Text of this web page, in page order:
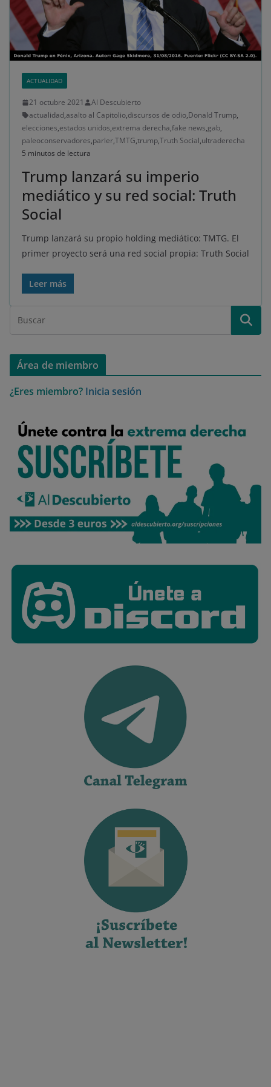
ACTUALIDAD
21 octubre 2021
Al Descubierto
actualidad,asalto al Capitolio,discursos de odio,Donald Trump,
elecciones,estados unidos,extrema derecha,fake news,gab,
paleoconservadores,parler,TMTG,trump,Truth Social,ultraderecha
5 minutos de lectura
Trump lanzará su imperio
mediático y su red social: Truth
Social
Trump lanzará su propio holding mediático: TMTG. El
primer proyecto será una red social propia: Truth Social
Leer más
Área de miembro
¿Eres miembro? Inicia sesión